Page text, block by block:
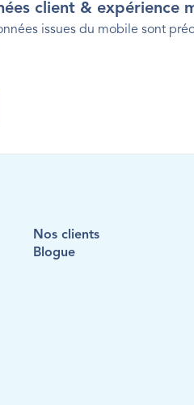
client & expérience
issues du mobile sont
Nos clients
Blogue